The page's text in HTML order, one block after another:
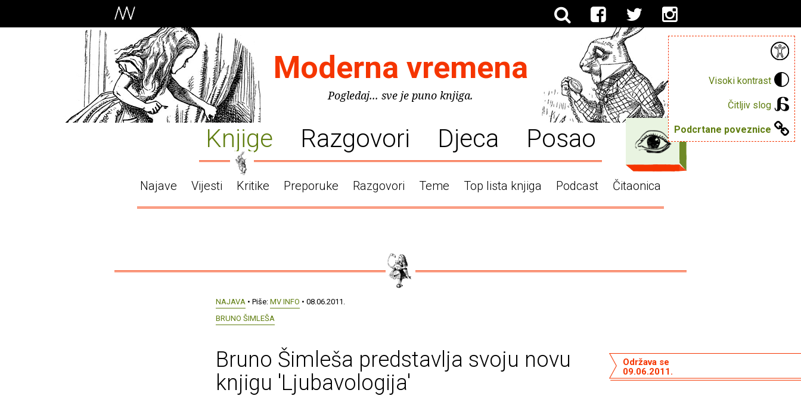
Visoki kontrast
Čitljiv slog
Podcrtane poveznice
Moderna vremena
Pogledaj... sve je puno knjiga.
Knjige Razgovori Djeca Posao
Najave Vijesti Kritike Preporuke Razgovori Teme Top lista knjiga Podcast Čitaonica
NAJAVA • Piše: MV INFO • 08.06.2011.
BRUNO ŠIMLEŠA
Bruno Šimleša predstavlja svoju novu
knjigu 'Ljubavologija'
Održava se
09.06.2011.